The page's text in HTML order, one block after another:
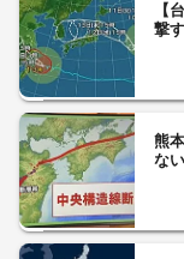
【
撃
熊
な